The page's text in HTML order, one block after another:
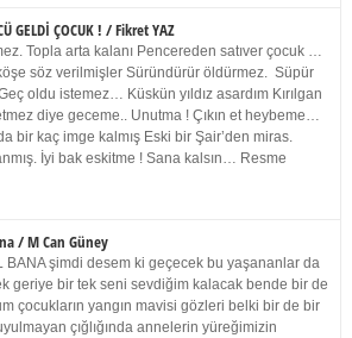
GELDİ ÇOCUK ! / Fikret YAZ
Topla arta kalanı Pencereden satıver çocuk …
söz verilmişler Süründürür öldürmez. Süpür
oldu istemez… Küskün yıldız asardım Kırılgan
diye geceme.. Unutma ! Çıkın et heybeme…
bir kaç imge kalmış Eski bir Şair’den miras.
İyi bak eskitme ! Sana kalsın… Resme
/ M Can Güney
BANA şimdi desem ki geçecek bu yaşananlar da
geriye bir tek seni sevdiğim kalacak bende bir de
çocukların yangın mavisi gözleri belki bir de bir
çığlığında annelerin yüreğimizin